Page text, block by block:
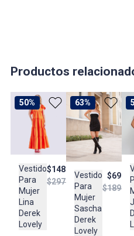
COLOMBIA
BAGUER SAS
Cuidado y Lavado
Lavar en maquina, no usar
colores similares y planchar a
87 % Poliester - 13 % Elastano
Productos
50%
Vestido
Para
Mujer
Lina
Derek
Lovely
$148.950
$297.950
63%
Vestido
Para
Mujer
Sascha
Derek
Lovely
$69.950